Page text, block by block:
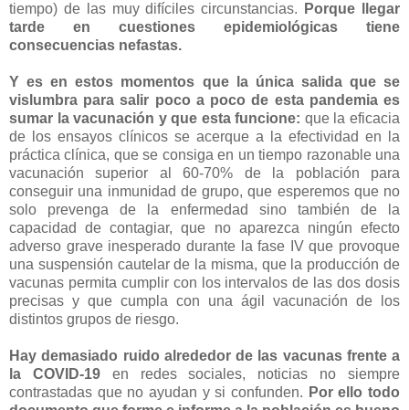
tiempo) de las muy difíciles circunstancias.
Porque llegar
tarde en cuestiones epidemiológicas tiene
consecuencias nefastas.
Y es en estos momentos que la única salida que se
vislumbra para salir poco a poco de esta pandemia es
sumar la vacunación y que esta funcione: que la eficacia
de los ensayos clínicos se acerque a la efectividad en la
práctica clínica, que se consiga en un tiempo razonable una
vacunación superior al 60-70% de la población para
conseguir una inmunidad de grupo, que esperemos que no
solo prevenga de la enfermedad sino también de la
capacidad de contagiar, que no aparezca ningún efecto
adverso grave inesperado durante la fase IV que provoque
una suspensión cautelar de la misma, que la producción de
vacunas permita cumplir con los intervalos de las dos dosis
precisas y que cumpla con una ágil vacunación de los
distintos grupos de riesgo.
Hay demasiado ruido alrededor de las vacunas frente a
la COVID-19 en redes sociales, noticias no siempre
contrastadas que no ayudan y si confunden. Por ello todo